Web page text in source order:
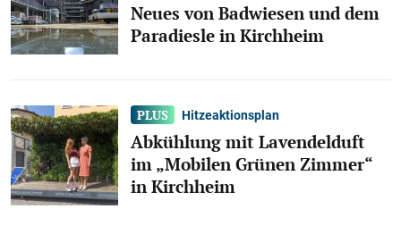
Neues von Badwiesen und dem
Paradiesle in Kirchheim
Hitzeaktionsplan
Abkühlung mit Lavendelduft
im „Mobilen Grünen Zimmer“
in Kirchheim